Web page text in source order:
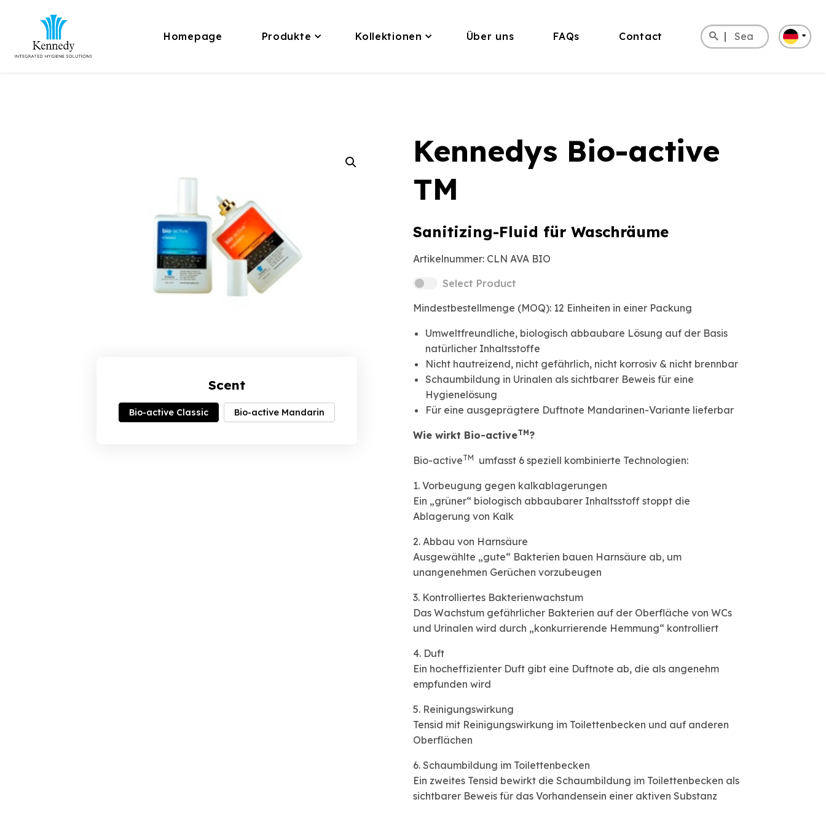
Homepage Produkte Kollektionen Über uns FAQs Contact
Search
for:
Scent
Bio-active Classic Bio-active Mandarin
Kennedys Bio-active
TM
Sanitizing-Fluid für Waschräume
Artikelnummer: CLN AVA BIO
Select Product
Mindestbestellmenge (MOQ): 12 Einheiten in einer Packung
Umweltfreundliche, biologisch abbaubare Lösung auf der Basis
natürlicher Inhaltsstoffe
Nicht hautreizend, nicht gefährlich, nicht korrosiv & nicht brennbar
Schaumbildung in Urinalen als sichtbarer Beweis für eine
Hygienelösung
Für eine ausgeprägtere Duftnote Mandarinen-Variante lieferbar
Wie wirkt Bio-activeTM?
Bio-activeTM umfasst 6 speziell kombinierte Technologien:
1. Vorbeugung gegen kalkablagerungen
Ein „grüner“ biologisch abbaubarer Inhaltsstoff stoppt die
Ablagerung von Kalk
2. Abbau von Harnsäure
Ausgewählte „gute“ Bakterien bauen Harnsäure ab, um
unangenehmen Gerüchen vorzubeugen
3. Kontrolliertes Bakterienwachstum
Das Wachstum gefährlicher Bakterien auf der Oberfläche von WCs
und Urinalen wird durch „konkurrierende Hemmung“ kontrolliert
4. Duft
Ein hocheffizienter Duft gibt eine Duftnote ab, die als angenehm
empfunden wird
5. Reinigungswirkung
Tensid mit Reinigungswirkung im Toilettenbecken und auf anderen
Oberflächen
6. Schaumbildung im Toilettenbecken
Ein zweites Tensid bewirkt die Schaumbildung im Toilettenbecken als
sichtbarer Beweis für das Vorhandensein einer aktiven Substanz